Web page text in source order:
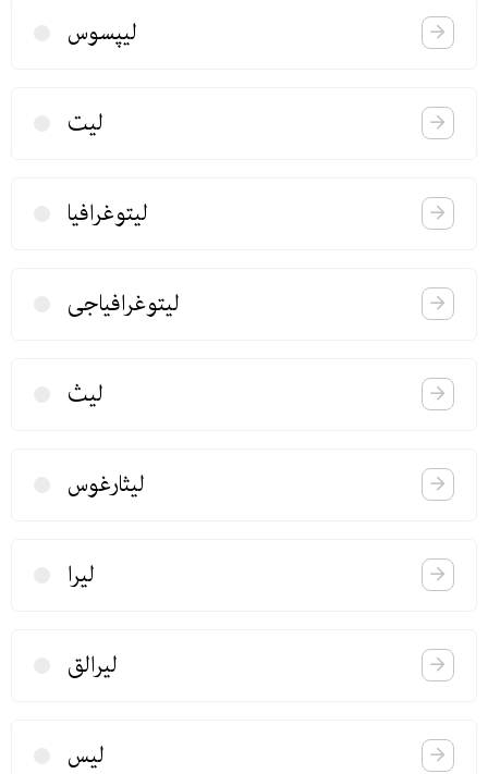
لیپسوس
لیت
لیتوغرافیا
لیتوغرافیاجی
لیث
لیثارغوس
لیرا
لیرالق
لیس